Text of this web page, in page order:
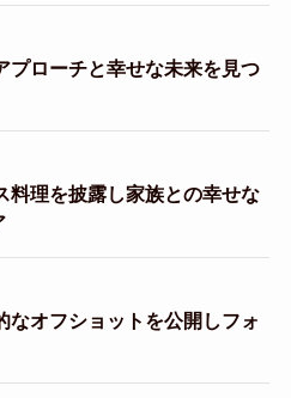
プローチと幸せな未来を見つ
料理を披露し家族との幸せな
なオフショットを公開しフォ